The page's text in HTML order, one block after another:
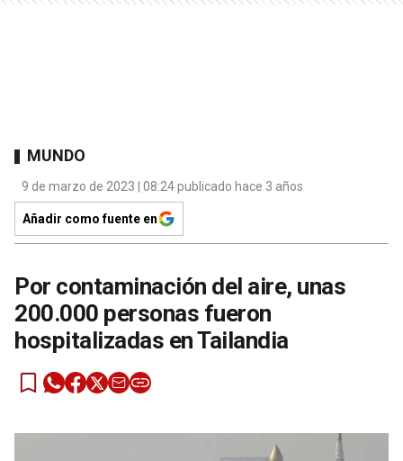
MUNDO
9 de marzo de 2023 | 08:24 publicado hace 3 años
Añadir como fuente en
Por contaminación del aire, unas
200.000 personas fueron
hospitalizadas en Tailandia